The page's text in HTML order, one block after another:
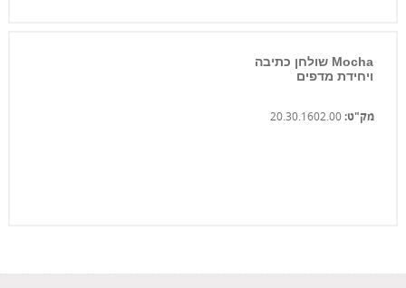
Mocha שולחן כתיבה
ויחידת מדפים
מק"ט:20.30.1602.00